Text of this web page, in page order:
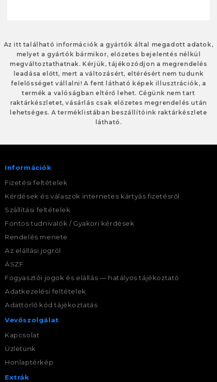
Az itt található információk a gyártók által megadott adatok,
melyet a gyártók bármikor, előzetes bejelentés nélkül
megváltoztathatnak. Kérjük, tájékozódjon a megrendelés
leadása előtt, mert a változásért, eltérésért nem tudunk
felelősséget vállalni! A fent látható képek illusztrációk, a
termék a valóságban eltérő lehet. Cégünk nem tart
raktárkészletet, vásárlás csak előzetes megrendelés után
lehetséges. A terméklistában beszállítóink raktárkészlete
látható.
Információk
Fizetési feltételek
Kérdések és válaszok internetes kártyás fizetésről
Szállítási feltételek
Fontos tudnivalók / Gyakori kérdések
Rendelés menete
Az elállási jogról
ÁSZF
Fogyasztói jogok és elállás — hatályos tájékoztató
Adatkezelési feltételek
Adattörlő kód tájékoztatás
Vevőszolgálat
Kapcsolat
Üzletünk
Honlaptérkép
Extrák